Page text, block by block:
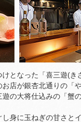
となった「喜三遊(き
店が銀杏北通りの「
の大将仕込みの「蟹
身に玉ねぎの甘さと